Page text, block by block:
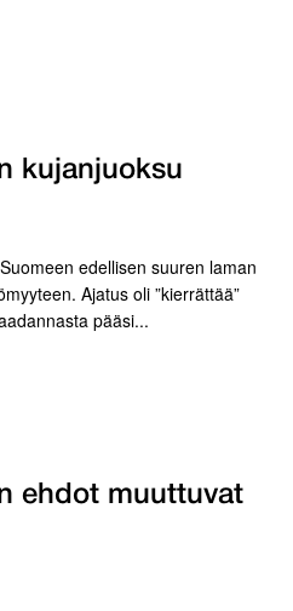
kujanjuoksu
edellisen suuren laman
Ajatus oli ”kierrättää”
pääsi...
ehdot muuttuvat